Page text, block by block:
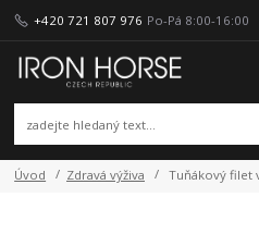
+420 721 807 976 Po-Pá 8:00-16:00
Úvod Zdravá výživa Tuňákový filet